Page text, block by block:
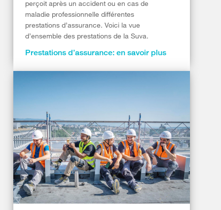
perçoit après un accident ou en cas de
maladie professionnelle différentes
prestations d’assurance. Voici la vue
d’ensemble des prestations de la Suva.
Prestations d’assurance: en savoir plus